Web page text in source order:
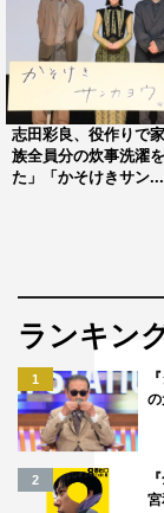
測できないとい
たので。お芝居
こともあったん
オッケーになっ
いるなと思いま
は「陽と陸ほど
ることも多いと
の関係性を見て
を演じて、強さ
と語った。
最後に志田は「
志田彩良、役作りで
族全員分の炊事洗濯
た」「かそけきサン...
ランキン
1
2